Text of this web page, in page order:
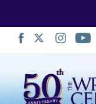
નેવિગેશન
છોડો